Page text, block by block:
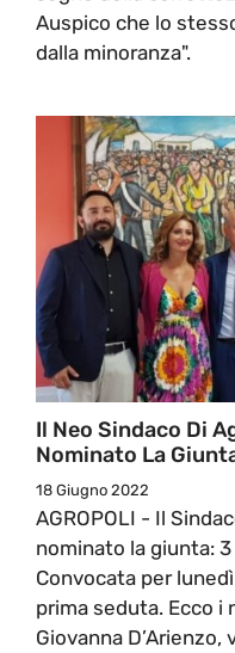
Auspico che lo
dalla minoranza".
Il Neo Sindaco Di
Nominato La
18 Giugno 2022
AGROPOLI - Il
nominato la giunta:
Convocata per
prima seduta. Ecco i
Giovanna